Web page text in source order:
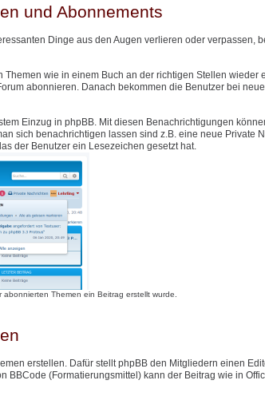
und Abonnements
Dinge aus den Augen verlieren oder verpassen,
wie in einem Buch an der richtigen Stellen wieder
abonnieren. Danach bekommen die Benutzer bei
Einzug in phpBB. Mit diesen Benachrichtigungen
sich benachrichtigen lassen sind z.B. eine neue Private
der Benutzer ein Lesezeichen gesetzt hat.
Themen ein Beitrag erstellt wurde.
erstellen. Dafür stellt phpBB den Mitgliedern einen
BBCode (Formatierungsmittel) kann der Beitrag wie in